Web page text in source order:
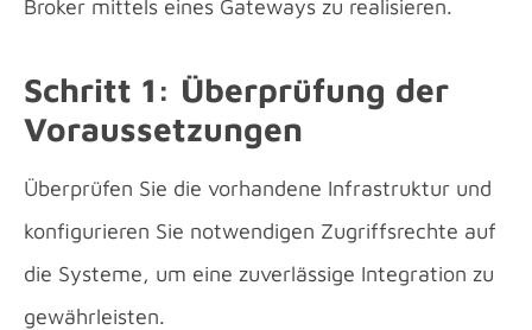
Broker mittels eines Gateways zu realisieren.
Schritt 1: Überprüfung der
Voraussetzungen
Überprüfen Sie die vorhandene Infrastruktur und
konfigurieren Sie notwendigen Zugriffsrechte auf
die Systeme, um eine zuverlässige Integration zu
gewährleisten.